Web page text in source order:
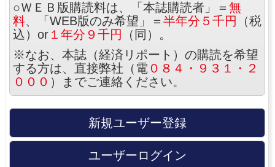
○ＷＥＢ版購読料は、「本誌購読者」＝無
料、「WEB版のみ希望」＝半年分５千円
（税
込）or １年分９千円
（同）。
※なお、本誌（経済リポート）の購読を希望
する方は、直接弊社（電 ０８４・９３１・２
０００ ）までご連絡ください。
新規ユーザー登録
ユーザーログイン